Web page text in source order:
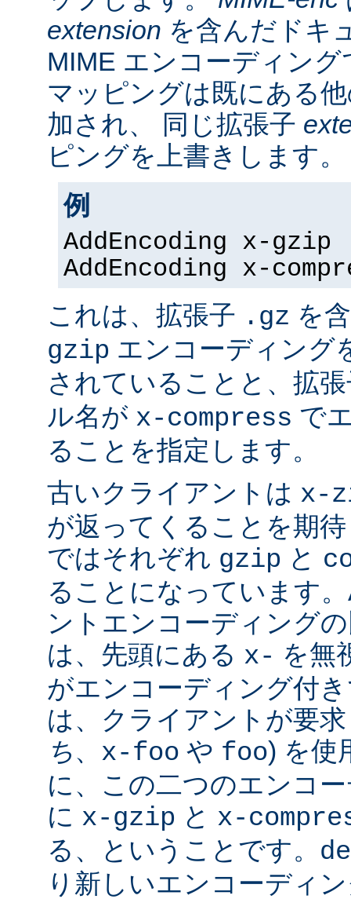
extension を含んだドキ
MIME エンコーディン
マッピングは既にある
加され、 同じ拡張子
ピングを上書きします。
例
AddEncoding x-gzip
AddEncoding x-
これは、拡張子 .gz を
gzip エンコーディング
されていることと、拡
ル名が x-compress で
ることを指定します。
古いクライアントは x-
が返ってくることを期
ではそれぞれ gzip と
ることになっています
ントエンコーディング
は、先頭にある x- を無
がエンコーディング付
は、クライアントが要
ち、 x-foo や foo) を使
に、この二つのエンコ
に x-gzip と x-
る、ということです。
り新しいエンコーディ